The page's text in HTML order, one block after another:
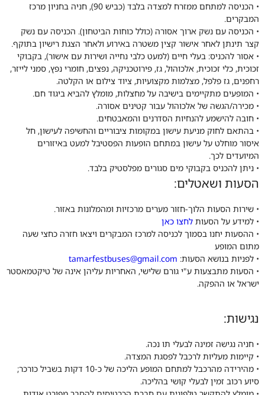
• הכניסה למתחם ממזרח למצדה בלבד (כביש 90), חניה בחניון מרכז
המבקרים.
• הכניסה עם נשק ארוך אסורה (כולל כוחות הביטחון). הכניסה עם נשק
קצר תינתן לאחר אישור קצין משטרה באירוע ולאחר הצגת רישיון בתוקף.
• אסור להכניס: בעלי חיים (למעט כלבי נחייה ושירות עם אישור), בקבוקי
זכוכית, כלי זכוכית, אלכוהול, גז, פירוטכניקה, נפצים, חומרי נפץ, סמני לייזר,
רחפנים, גז פלפל, מצלמות מקצועיות, ציוד צילום או הקלטה.
• המופעים מתקיימים בישיבה על מחצלות, מומלץ להביא ביגוד חם.
• מכירה/הגשה של אלכוהול עבור קטינים אסורה.
• חובה להישמע להנחיות הסדרנים והמאבטחים.
• בהתאם לחוק מניעת עישון במקומות ציבוריים והחשיפה לעישון, חל
איסור מוחלט על עישון במתחם הופעות הפסטיבל למעט באיזורים
המיועדים לכך.
• ניתן להכניס בקבוקי מים סגורים מפלסטיק בלבד.
הסעות ושאטלים:
• שירות הסעות הלוך-חזור מערים מרכזיות ומהמלונות באזור.
• למידע על הסעות לחצו כאן
• ההסעות יחנו בסמוך לכניסה למרכז המבקרים ויצאו חזרה כחצי שעה
מתום המופע
• לפניות בנושא הסעות: tamarfestbuses@gmail.com
• הסעות מתבצעות ע"י גורם שלישי, האחריות עליהן אינה של טיקטמאסטר
ישראל או ההפקה.
נגישות:
• חניה נגישה זמינה לבעלי תו נכה.
• קיימות מעליות לרכבל לפסגת המצדה.
• מהירידה מהרכבל למתחם המופע הליכה של כ-10 דקות בשביל כורכר;
סיוע רכוב זמין לבעלי קושי בהליכה.